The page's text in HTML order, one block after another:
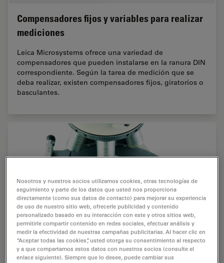
Compensadores fijos y variables para realizar
mediciones
Leica Microsystems ofrece una variedad de
compensadores que pueden instalarse en la ranura DIN
correspondiente. Según la tarea de medición que se
deba realizar, existen compensadores fijos, giratorios o
basculantes.
Nosotros y nuestros socios utilizamos cookies, otras tecnologías de
seguimiento y parte de los datos que usted nos proporciona
directamente (como sus datos de contacto) para mejorar su experiencia
de uso de nuestro sitio web, ofrecerle publicidad y contenido
personalizado basado en su interacción con este y otros sitios web,
permitirle compartir contenido en redes sociales, efectuar análisis y
medir la efectividad de nuestras campañas publicitarias. Al hacer clic en
“Aceptar todas las cookies”, usted otorga su consentimiento al respecto
y a que compartamos estos datos con nuestros socios (consulte el
enlace siguiente). Siempre que lo desee, puede cambiar sus